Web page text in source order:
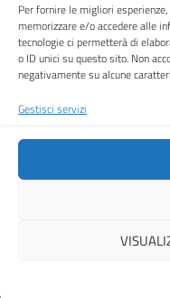
Per fornire le migliori
memorizzare e/o accedere alle
tecnologie ci permetterà di
o ID unici su questo sito. Non
negativamente su alcune
Gestisci servizi
Biblioteca
Città di Carpi